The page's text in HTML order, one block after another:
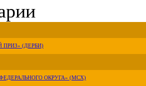
ПРИЗ» (ДЕРБИ)
ОКРУГА» (МСХ)